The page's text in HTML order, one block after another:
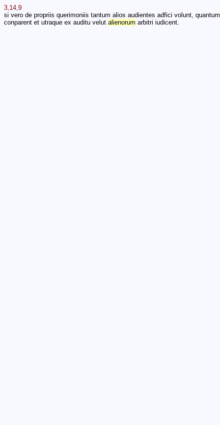
3,14,9
si vero de propriis querimoniis tantum alios audientes adfici volunt,
conparent et utraque ex auditu velut alienorum arbitri iudicent.